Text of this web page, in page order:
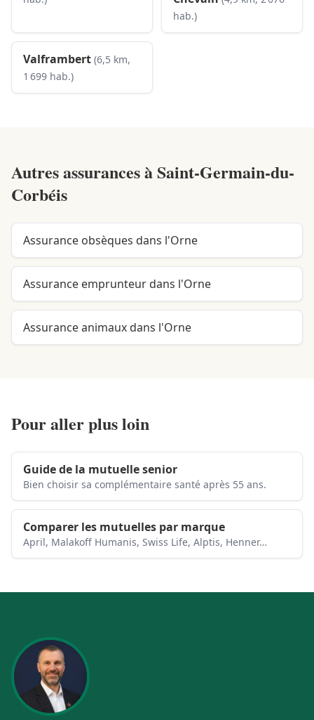
hab.)
Valframbert (6,5 km,
1 699 hab.)
Autres assurances àSaint-Germain-du-
Corbéis
Assurance obsèques dans l'Orne
Assurance emprunteur dans l'Orne
Assurance animaux dans l'Orne
Pour aller plus loin
Guide de la mutuelle senior
Bien choisir sa complémentaire santé après 55 ans.
Comparer les mutuelles par marque
April, Malakoff Humanis, Swiss Life, Alptis, Henner…